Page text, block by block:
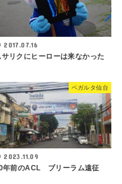
2017.07.16
サリクにヒーローは来なかった
ベガルタ仙台
2023.11.09
年前のACL ブリーラム遠征